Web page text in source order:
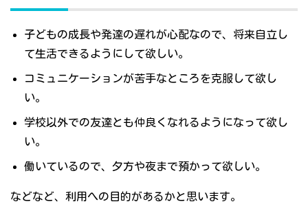
子どもの成長や発達の遅れが心配なので、将来自立し
て生活できるようにして欲しい。
コミュニケーションが苦手なところを克服して欲し
い。
学校以外での友達とも仲良くなれるようになって欲し
い。
働いているので、夕方や夜まで預かって欲しい。
などなど、利用への目的があるかと思います。